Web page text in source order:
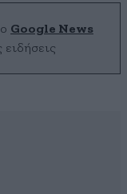
Google News